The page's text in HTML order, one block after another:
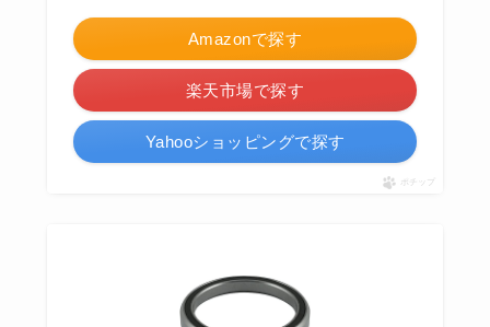
Amazonで探す
楽天市場で探す
Yahooショッピングで探す
ポチップ